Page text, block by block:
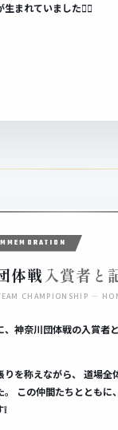
まれていました✊🏼
体戦 入賞者と
CHAMPIONSHIP —
、神奈川団体戦の入賞者
りを称えながら、 道場全
。 この仲間たちとともに